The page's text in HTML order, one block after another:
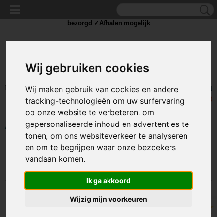
Wij gebruiken cookies
Wij maken gebruik van cookies en andere
tracking-technologieën om uw surfervaring
op onze website te verbeteren, om
gepersonaliseerde inhoud en advertenties te
tonen, om ons websiteverkeer te analyseren
en om te begrijpen waar onze bezoekers
vandaan komen.
Ik ga akkoord
Wijzig mijn voorkeuren
Inloggen Registreren
UW WINKELWAGEN
Geen producten
(0)
Home >GEREEDSCHAP>Messen
Sorteer op:
bezorgd ✓Afhalen mogelijk